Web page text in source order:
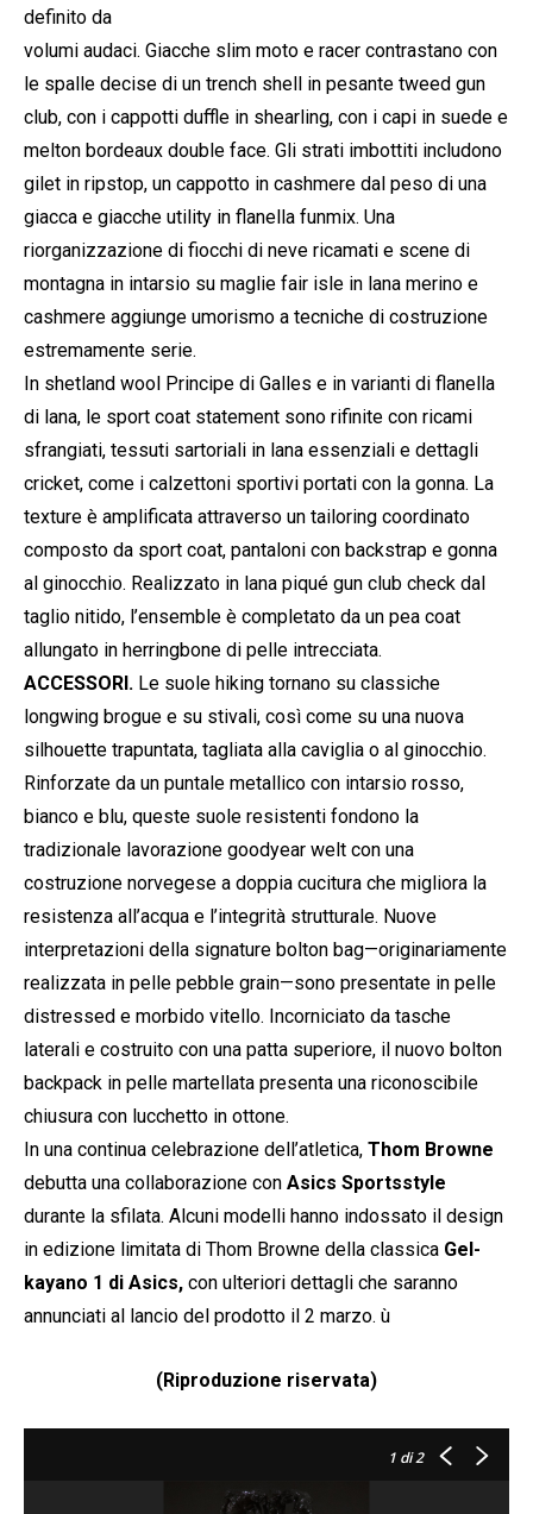
definito da
volumi audaci. Giacche slim moto e racer contrastano con
le spalle decise di un trench shell in pesante tweed gun
club, con i cappotti duffle in shearling, con i capi in suede e
melton bordeaux double face. Gli strati imbottiti includono
gilet in ripstop, un cappotto in cashmere dal peso di una
giacca e giacche utility in flanella funmix. Una
riorganizzazione di fiocchi di neve ricamati e scene di
montagna in intarsio su maglie fair isle in lana merino e
cashmere aggiunge umorismo a tecniche di costruzione
estremamente serie.
In shetland wool Principe di Galles e in varianti di flanella
di lana, le sport coat statement sono rifinite con ricami
sfrangiati, tessuti sartoriali in lana essenziali e dettagli
cricket, come i calzettoni sportivi portati con la gonna. La
texture è amplificata attraverso un tailoring coordinato
composto da sport coat, pantaloni con backstrap e gonna
al ginocchio. Realizzato in lana piqué gun club check dal
taglio nitido, l’ensemble è completato da un pea coat
allungato in herringbone di pelle intrecciata.
ACCESSORI. Le suole hiking tornano su classiche
longwing brogue e su stivali, così come su una nuova
silhouette trapuntata, tagliata alla caviglia o al ginocchio.
Rinforzate da un puntale metallico con intarsio rosso,
bianco e blu, queste suole resistenti fondono la
tradizionale lavorazione goodyear welt con una
costruzione norvegese a doppia cucitura che migliora la
resistenza all’acqua e l’integrità strutturale. Nuove
interpretazioni della signature bolton bag—originariamente
realizzata in pelle pebble grain—sono presentate in pelle
distressed e morbido vitello. Incorniciato da tasche
laterali e costruito con una patta superiore, il nuovo bolton
backpack in pelle martellata presenta una riconoscibile
chiusura con lucchetto in ottone.
In una continua celebrazione dell’atletica, Thom Browne
debutta una collaborazione con Asics Sportsstyle
durante la sfilata. Alcuni modelli hanno indossato il design
in edizione limitata di Thom Browne della classica Gel-
kayano 1 di Asics, con ulteriori dettagli che saranno
annunciati al lancio del prodotto il 2 marzo. ù
(Riproduzione riservata)
1 di 2